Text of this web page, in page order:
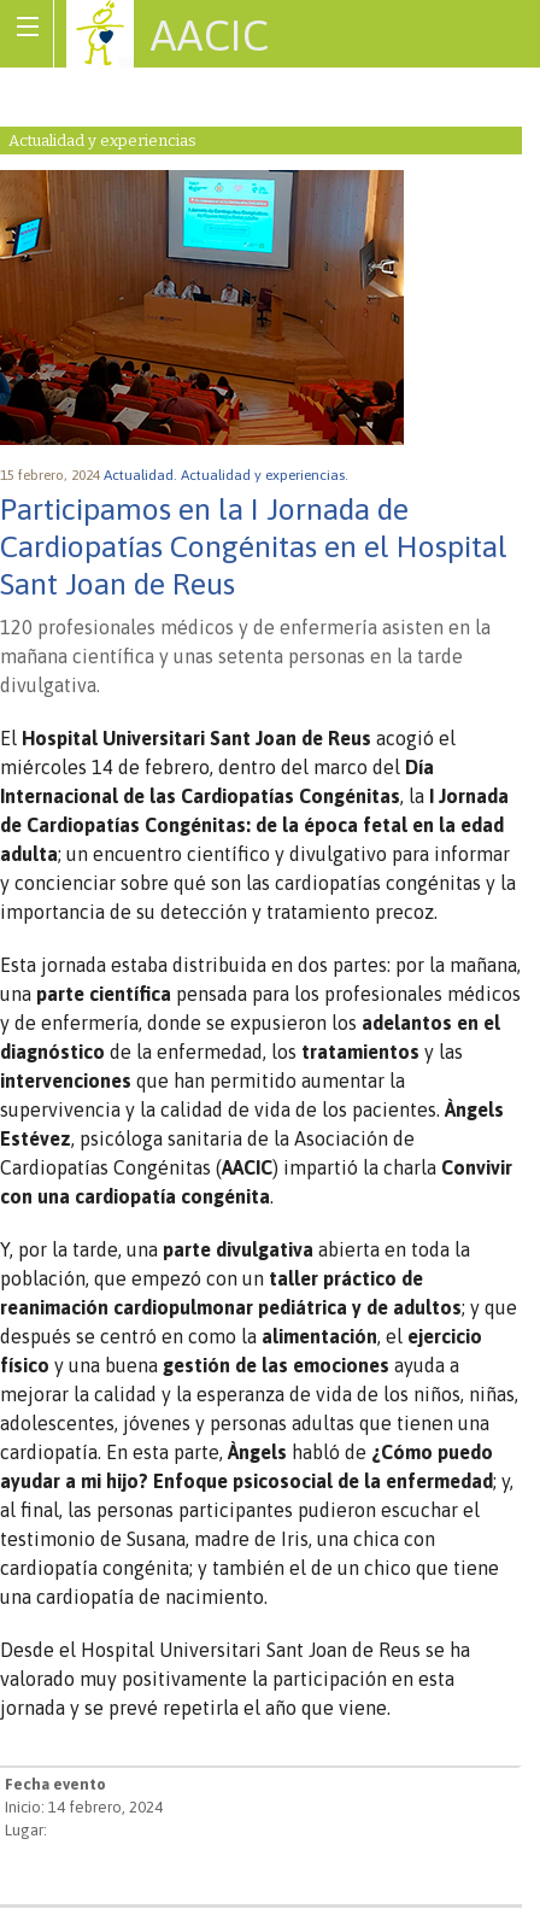
AACIC
Actualidad y experiencias
15 febrero, 2024 Actualidad. Actualidad y experiencias.
Participamos en la I Jornada de
Cardiopatías Congénitas en el Hospital
Sant Joan de Reus
120 profesionales médicos y de enfermería asisten en la
mañana científica y unas setenta personas en la tarde
divulgativa.
El Hospital Universitari Sant Joan de Reus acogió el
miércoles 14 de febrero, dentro del marco del Día
Internacional de las Cardiopatías Congénitas , la I Jornada
de Cardiopatías Congénitas: de la época fetal en la edad
adulta; un encuentro científico y divulgativo para informar
y concienciar sobre qué son las cardiopatías congénitas y la
importancia de su detección y tratamiento precoz.
Esta jornada estaba distribuida en dos partes: por la mañana,
una parte científica pensada para los profesionales médicos
y de enfermería, donde se expusieron los adelantos en el
diagnóstico de la enfermedad, los tratamientos y las
intervenciones que han permitido aumentar la
supervivencia y la calidad de vida de los pacientes. Àngels
Estévez , psicóloga sanitaria de la Asociación de
Cardiopatías Congénitas (AACIC) impartió la charla Convivir
con una cardiopatía congénita
Y, por la tarde, una parte divulgativa abierta en toda la
población, que empezó con un taller práctico de
reanimación cardiopulmonar pediátrica y de adultos; y que
después se centró en como la alimentación , el ejercicio
físico y una buena gestión de las emociones ayuda a
mejorar la calidad y la esperanza de vida de los niños, niñas,
adolescentes, jóvenes y personas adultas que tienen una
cardiopatía. En esta parte, Àngels habló de ¿Cómo puedo
ayudar a mi hijo? Enfoque psicosocial de la enfermedad; y,
al final, las personas participantes pudieron escuchar el
testimonio de Susana, madre de Iris, una chica con
cardiopatía congénita; y también el de un chico que tiene
una cardiopatía de nacimiento.
Desde el Hospital Universitari Sant Joan de Reus se ha
valorado muy positivamente la participación en esta
jornada y se prevé repetirla el año que viene.
Fecha evento
Inicio: 14 febrero, 2024
Lugar: